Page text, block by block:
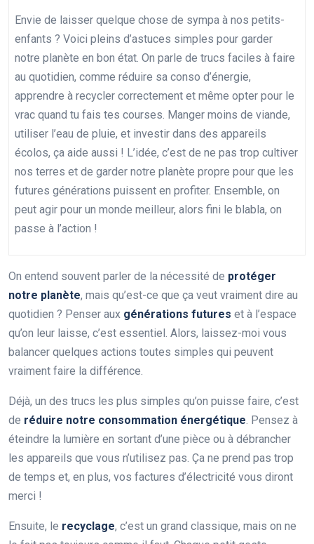
Envie de laisser quelque chose de sympa à nos petits-
enfants ? Voici pleins d’astuces simples pour garder
notre planète en bon état. On parle de trucs faciles à faire
au quotidien, comme réduire sa conso d’énergie,
apprendre à recycler correctement et même opter pour le
vrac quand tu fais tes courses. Manger moins de viande,
utiliser l’eau de pluie, et investir dans des appareils
écolos, ça aide aussi ! L’idée, c’est de ne pas trop cultiver
nos terres et de garder notre planète propre pour que les
futures générations puissent en profiter. Ensemble, on
peut agir pour un monde meilleur, alors fini le blabla, on
passe à l’action !
On entend souvent parler de la nécessité de protéger
notre planète, mais qu’est-ce que ça veut vraiment dire au
quotidien ? Penser aux générations futures et à l’espace
qu’on leur laisse, c’est essentiel. Alors, laissez-moi vous
balancer quelques actions toutes simples qui peuvent
vraiment faire la différence.
Déjà, un des trucs les plus simples qu’on puisse faire, c’est
de réduire notre consommation énergétique. Pensez à
éteindre la lumière en sortant d’une pièce ou à débrancher
les appareils que vous n’utilisez pas. Ça ne prend pas trop
de temps et, en plus, vos factures d’électricité vous diront
merci !
Ensuite, le recyclage, c’est un grand classique, mais on ne